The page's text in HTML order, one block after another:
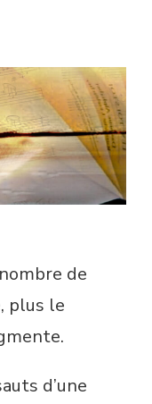
de
plus le
d’une